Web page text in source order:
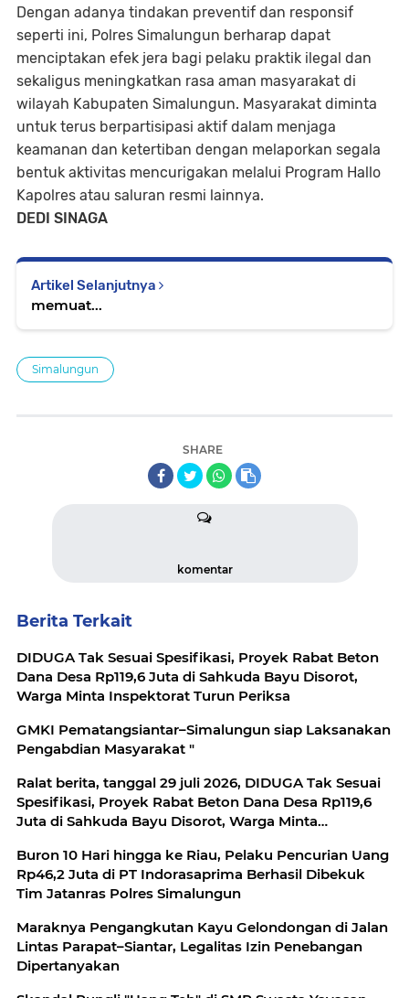
Dengan adanya tindakan preventif dan responsif
seperti ini, Polres Simalungun berharap dapat
menciptakan efek jera bagi pelaku praktik ilegal dan
sekaligus meningkatkan rasa aman masyarakat di
wilayah Kabupaten Simalungun. Masyarakat diminta
untuk terus berpartisipasi aktif dalam menjaga
keamanan dan ketertiban dengan melaporkan segala
bentuk aktivitas mencurigakan melalui Program Hallo
Kapolres atau saluran resmi lainnya.
DEDI SINAGA
Artikel Selanjutnya
memuat...
Simalungun
SHARE
komentar
Berita Terkait
DIDUGA Tak Sesuai Spesifikasi, Proyek Rabat Beton
Dana Desa Rp119,6 Juta di Sahkuda Bayu Disorot,
Warga Minta Inspektorat Turun Periksa
GMKI Pematangsiantar–Simalungun siap Laksanakan
Pengabdian Masyarakat "
Ralat berita, tanggal 29 juli 2026, DIDUGA Tak Sesuai
Spesifikasi, Proyek Rabat Beton Dana Desa Rp119,6
Juta di Sahkuda Bayu Disorot, Warga Minta
Buron 10 Hari hingga ke Riau, Pelaku Pencurian Uang
Rp46,2 Juta di PT Indorasaprima Berhasil Dibekuk
Tim Jatanras Polres Simalungun
Maraknya Pengangkutan Kayu Gelondongan di Jalan
Lintas Parapat–Siantar, Legalitas Izin Penebangan
Dipertanyakan